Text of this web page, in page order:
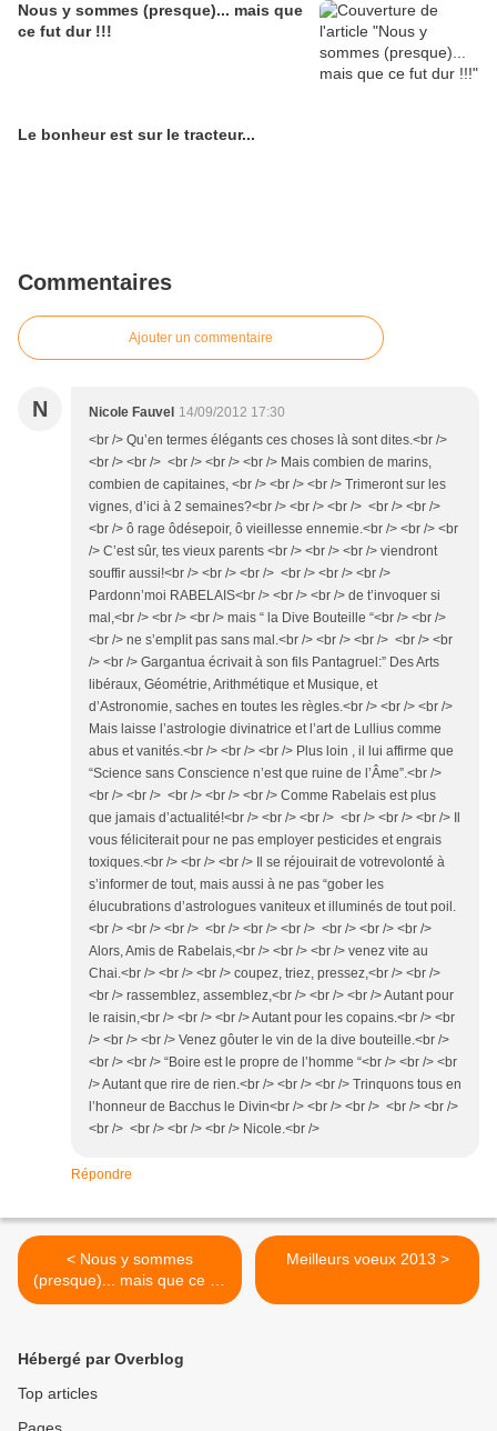
Nous y sommes (presque)... mais que
ce fut dur !!!
Le bonheur est sur le tracteur...
Commentaires
Ajouter un commentaire
N Nicole Fauvel 14/09/2012 17:30
<br /> Qu’en termes élégants ces choses là sont dites.<br />
<br /> <br /> <br /> <br /> <br /> Mais combien de marins,
combien de capitaines, <br /> <br /> <br /> Trimeront sur les
vignes, d’ici à 2 semaines?<br /> <br /> <br /> <br /> <br />
<br /> ô rage ôdésepoir, ô vieillesse ennemie.<br /> <br /> <br
/> C’est sûr, tes vieux parents <br /> <br /> <br /> viendront
souffir aussi!<br /> <br /> <br /> <br /> <br /> <br />
Pardonn’moi RABELAIS<br /> <br /> <br /> de t’invoquer si
mal,<br /> <br /> <br /> mais “ la Dive Bouteille “<br /> <br />
<br /> ne s’emplit pas sans mal.<br /> <br /> <br /> <br /> <br
/> <br /> Gargantua écrivait à son fils Pantagruel:” Des Arts
libéraux, Géométrie, Arithmétique et Musique, et
d’Astronomie, saches en toutes les règles.<br /> <br /> <br />
Mais laisse l’astrologie divinatrice et l’art de Lullius comme
abus et vanités.<br /> <br /> <br /> Plus loin , il lui affirme que
“Science sans Conscience n’est que ruine de l’Âme”.<br />
<br /> <br /> <br /> <br /> <br /> Comme Rabelais est plus
que jamais d’actualité!<br /> <br /> <br /> <br /> <br /> <br /> Il
vous féliciterait pour ne pas employer pesticides et engrais
toxiques.<br /> <br /> <br /> Il se réjouirait de votrevolonté à
s’informer de tout, mais aussi à ne pas “gober les
élucubrations d’astrologues vaniteux et illuminés de tout poil.
<br /> <br /> <br /> <br /> <br /> <br /> <br /> <br /> <br />
Alors, Amis de Rabelais,<br /> <br /> <br /> venez vite au
Chai.<br /> <br /> <br /> coupez, triez, pressez,<br /> <br />
<br /> rassemblez, assemblez,<br /> <br /> <br /> Autant pour
le raisin,<br /> <br /> <br /> Autant pour les copains.<br /> <br
/> <br /> <br /> Venez gôuter le vin de la dive bouteille.<br />
<br /> <br /> “Boire est le propre de l’homme “<br /> <br /> <br
/> Autant que rire de rien.<br /> <br /> <br /> Trinquons tous en
l’honneur de Bacchus le Divin<br /> <br /> <br /> <br /> <br />
<br /> <br /> <br /> <br /> Nicole.<br />
Répondre
< Nous y sommes
(presque)... mais que ce fut
dur !!!
Meilleurs voeux 2013 >
Hébergé par Overblog
Top articles